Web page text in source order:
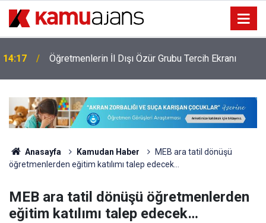
14:17 Öğretmenlerin İl Dışı Özür Grubu Tercih Ekranı
Anasayfa Kamudan Haber
MEB ara tatil dönüşü
öğretmenlerden eğitim katılımı talep edecek…
MEB ara tatil dönüşü öğretmenlerden
eğitim katılımı talep edecek…